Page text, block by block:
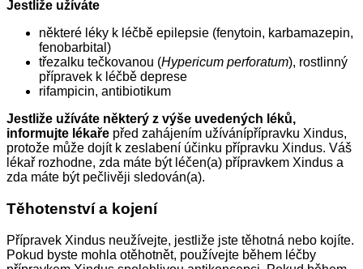
Jestliže užíváte
některé léky k léčbě epilepsie (fenytoin, karbamazepin,
fenobarbital)
třezalku tečkovanou (Hypericum perforatum), rostlinný
přípravek k léčbě deprese
rifampicin, antibiotikum
Jestliže užíváte některý z výše uvedených léků,
informujte lékaře před zahájením užívánípřípravku Xindus,
protože může dojít k zeslabení účinku přípravku Xindus. Váš
lékař rozhodne, zda máte být léčen(a) přípravkem Xindus a
zda máte být pečlivěji sledován(a).
Těhotenství a kojení
Přípravek Xindus neužívejte, jestliže jste těhotná nebo kojíte.
Pokud byste mohla otěhotnět, používejte během léčby